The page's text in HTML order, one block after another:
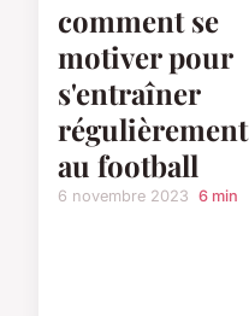
comment se
motiver pour
s'entraîner
régulièrement
au football
6 novembre 2023 6 min